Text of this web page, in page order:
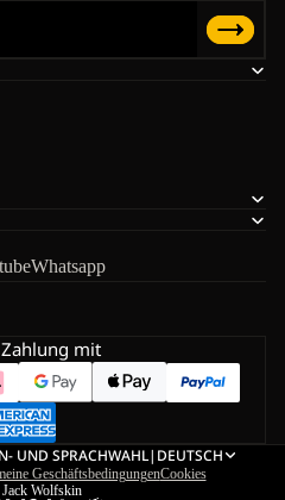
Whatsapp
mit
UND SPRACHWAHL| DEUTSCH
GeschäftsbedingungenCookies
Jack Wolfskin